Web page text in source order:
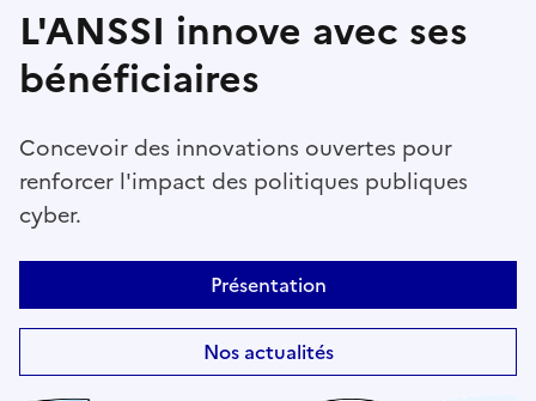
L'ANSSI innove avec ses
bénéficiaires
Concevoir des innovations ouvertes pour
renforcer l'impact des politiques publiques
cyber.
Présentation
Nos actualités